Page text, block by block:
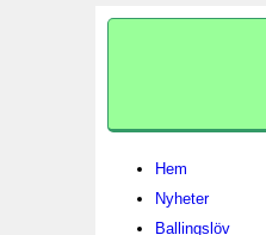
Hem
Nyheter
Ballingslöv